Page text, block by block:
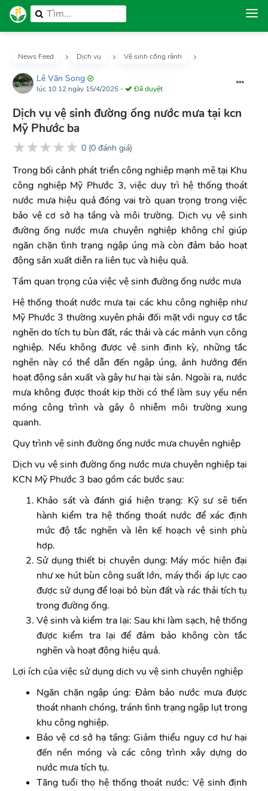
News Feed Dịch vụ Vệ sinh cống rãnh
Lê Văn Song
lúc 10:12 ngày 15/4/2025 - Đã duyệt
Dịch vụ vệ sinh đường ống nước mưa tại kcn
Mỹ Phước ba
★★★★★ 0 (0 đánh giá)
Trong bối cảnh phát triển công nghiệp mạnh mẽ tại Khu
công nghiệp Mỹ Phước 3, việc duy trì hệ thống thoát
nước mưa hiệu quả đóng vai trò quan trọng trong việc
bảo vệ cơ sở hạ tầng và môi trường. Dịch vụ vệ sinh
đường ống nước mưa chuyên nghiệp không chỉ giúp
ngăn chặn tình trạng ngập úng mà còn đảm bảo hoạt
động sản xuất diễn ra liên tục và hiệu quả.
Tầm quan trọng của việc vệ sinh đường ống nước mưa
Hệ thống thoát nước mưa tại các khu công nghiệp như
Mỹ Phước 3 thường xuyên phải đối mặt với nguy cơ tắc
nghẽn do tích tụ bùn đất, rác thải và các mảnh vụn công
nghiệp. Nếu không được vệ sinh định kỳ, những tắc
nghẽn này có thể dẫn đến ngập úng, ảnh hưởng đến
hoạt động sản xuất và gây hư hại tài sản. Ngoài ra, nước
mưa không được thoát kịp thời có thể làm suy yếu nền
móng công trình và gây ô nhiễm môi trường xung
quanh.
Quy trình vệ sinh đường ống nước mưa chuyên nghiệp
Dịch vụ vệ sinh đường ống nước mưa chuyên nghiệp tại
KCN Mỹ Phước 3 bao gồm các bước sau:
Khảo sát và đánh giá hiện trạng: Kỹ sư sẽ tiến
hành kiểm tra hệ thống thoát nước để xác định
mức độ tắc nghẽn và lên kế hoạch vệ sinh phù
hợp.
Sử dụng thiết bị chuyên dụng: Máy móc hiện đại
như xe hút bùn công suất lớn, máy thổi áp lực cao
được sử dụng để loại bỏ bùn đất và rác thải tích tụ
trong đường ống.
Vệ sinh và kiểm tra lại: Sau khi làm sạch, hệ thống
được kiểm tra lại để đảm bảo không còn tắc
nghẽn và hoạt động hiệu quả.
Lợi ích của việc sử dụng dịch vụ vệ sinh chuyên nghiệp
Ngăn chặn ngập úng: Đảm bảo nước mưa được
thoát nhanh chóng, tránh tình trạng ngập lụt trong
khu công nghiệp.
Bảo vệ cơ sở hạ tầng: Giảm thiểu nguy cơ hư hại
đến nền móng và các công trình xây dựng do
nước mưa tích tụ.
Tăng tuổi thọ hệ thống thoát nước: Vệ sinh định